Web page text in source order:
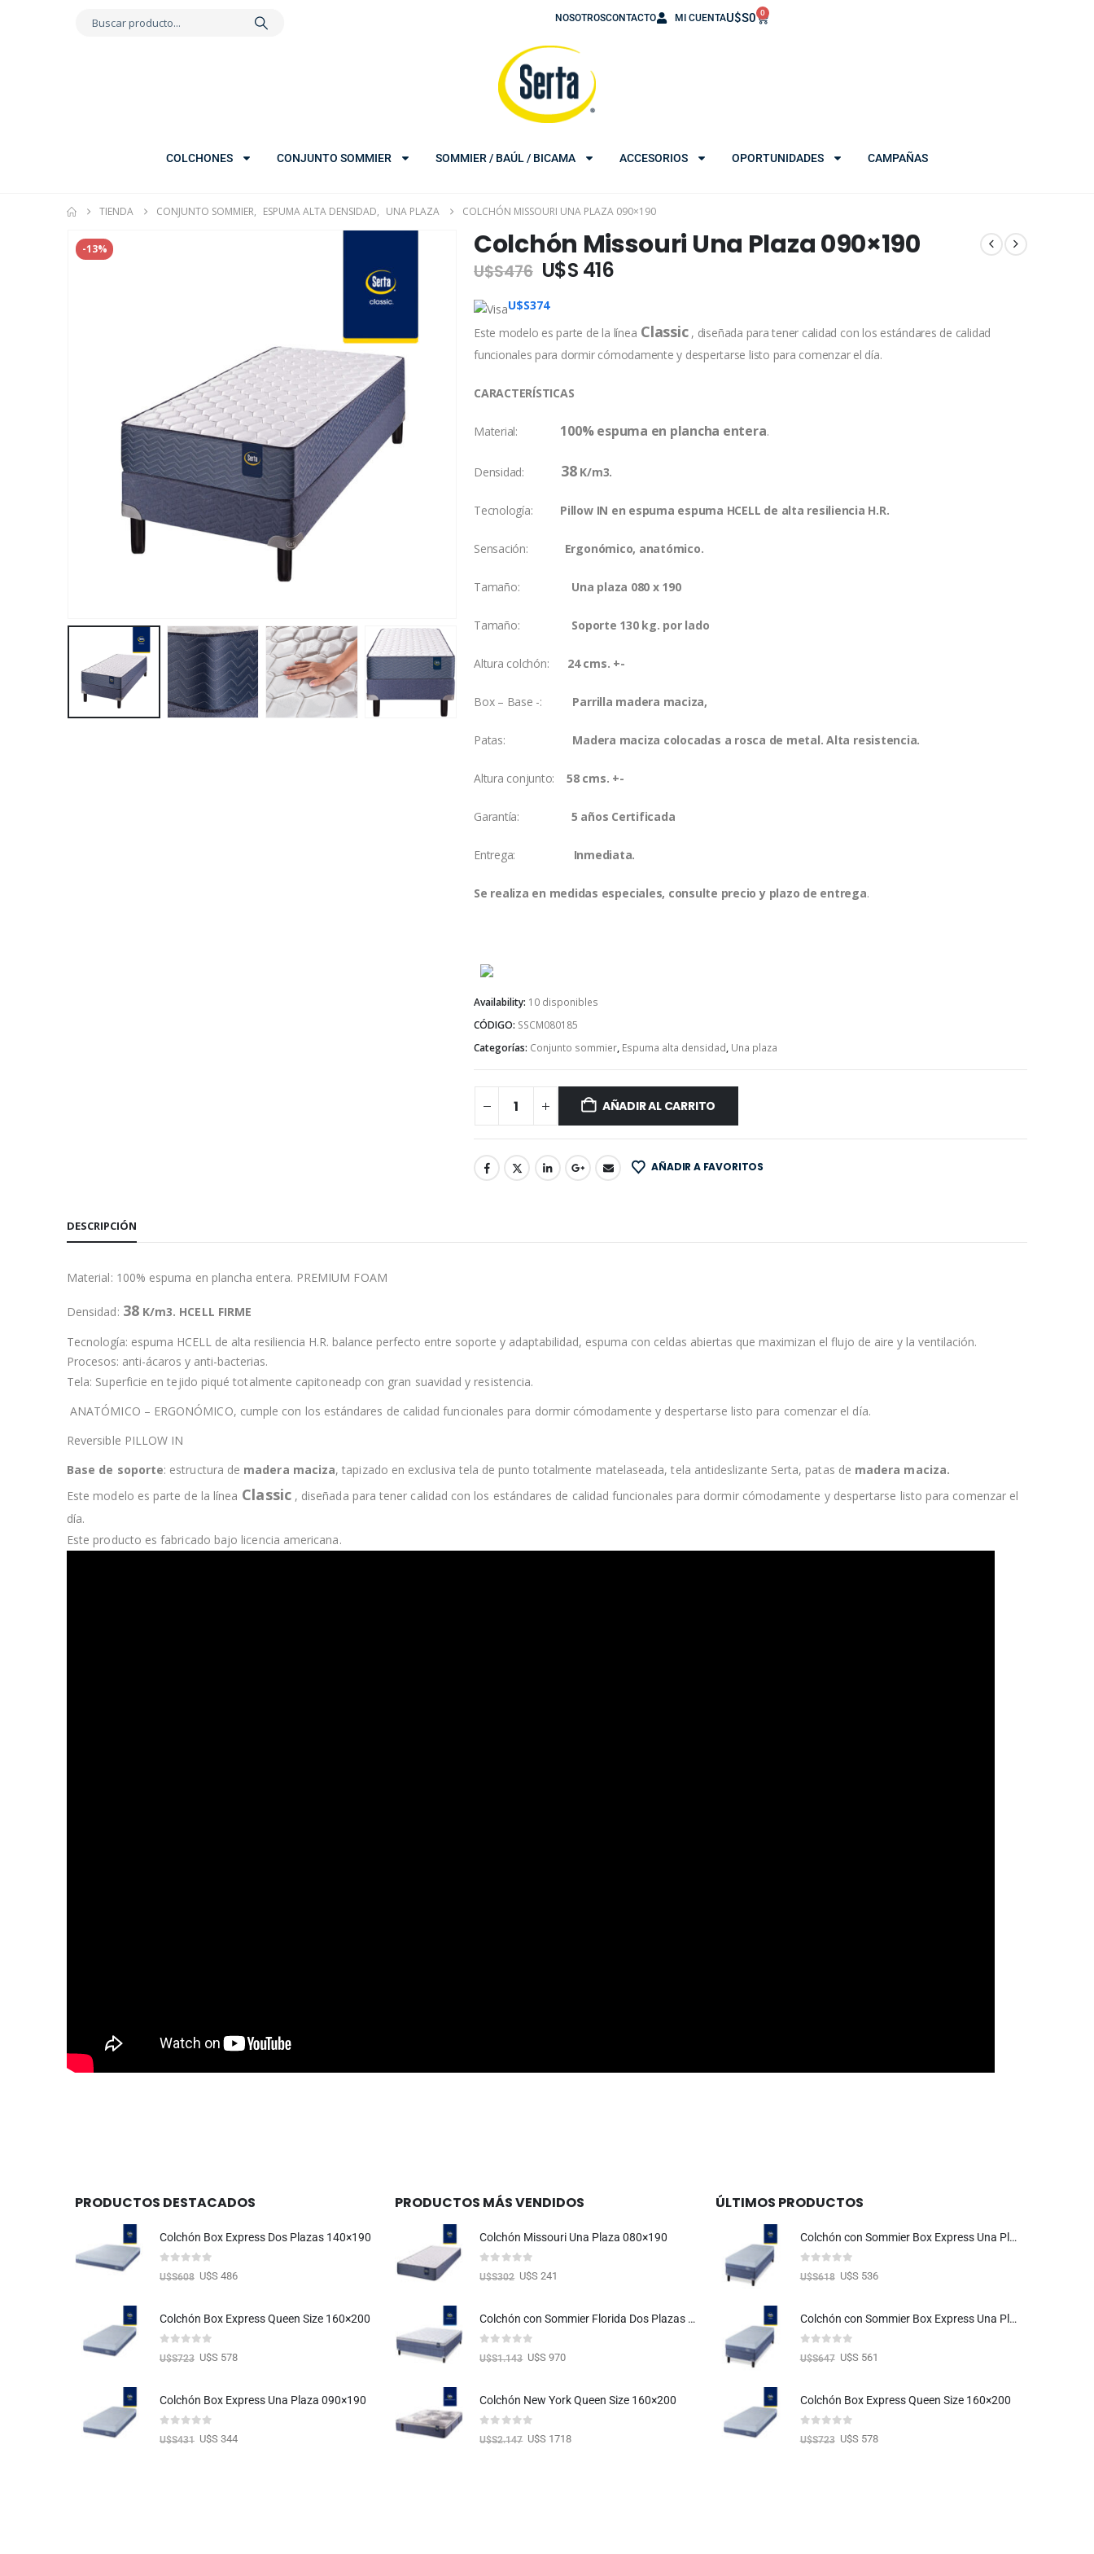
NOSOTROSCONTACTO MI CUENTAU$S0 0
COLCHONES CONJUNTO SOMMIER SOMMIER / BAÚL / BICAMA ACCESORIOS OPORTUNIDADES CAMPAÑAS
TIENDA CONJUNTO SOMMIER, ESPUMA ALTA DENSIDAD, UNA PLAZA COLCHÓN MISSOURI UNA PLAZA 090×190
-13% Colchón Missouri Una Plaza 090×190
U$S476 U$S 416
U$S374
Este modelo es parte de la línea Classic , diseñada para tener calidad con los estándares de calidad
funcionales para dormir cómodamente y despertarse listo para comenzar el día.
CARACTERÍSTICAS
Material: 100% espuma en plancha entera.
Densidad: 38K/m3.
Tecnología: Pillow IN en espuma espuma HCELL de alta resiliencia H.R.
Sensación: Ergonómico, anatómico.
Tamaño: Una plaza 080 x 190
Tamaño: Soporte 130 kg. por lado
Altura colchón: 24 cms. +-
Box – Base -: Parrilla madera maciza,
Patas: Madera maciza colocadas a rosca de metal. Alta resistencia.
Altura conjunto: 58 cms. +-
Garantía: 5 años Certificada
Entrega: Inmediata.
Se realiza en medidas especiales, consulte precio y plazo de entrega.
Availability: 10 disponibles
CÓDIGO: SSCM080185
Categorías: Conjunto sommier, Espuma alta densidad, Una plaza
AÑADIR AL CARRITO
AÑADIR A FAVORITOS
DESCRIPCIÓN
Material: 100% espuma en plancha entera. PREMIUM FOAM
Densidad: 38K/m3. HCELL FIRME
Tecnología: espuma HCELL de alta resiliencia H.R. balance perfecto entre soporte y adaptabilidad, espuma con celdas abiertas que maximizan el flujo de aire y la ventilación.
Procesos: anti-ácaros y anti-bacterias.
Tela: Superficie en tejido piqué totalmente capitoneadp con gran suavidad y resistencia.
ANATÓMICO – ERGONÓMICO, cumple con los estándares de calidad funcionales para dormir cómodamente y despertarse listo para comenzar el día.
Reversible PILLOW IN
Base de soporte: estructura de madera maciza, tapizado en exclusiva tela de punto totalmente matelaseada, tela antideslizante Serta, patas de madera maciza.
Este modelo es parte de la línea Classic , diseñada para tener calidad con los estándares de calidad funcionales para dormir cómodamente y despertarse listo para comenzar el
día.
Este producto es fabricado bajo licencia americana.
PRODUCTOS DESTACADOS
Colchón Box Express Dos Plazas 140×190
U$S608 U$S 486
Colchón Box Express Queen Size 160×200
U$S723 U$S 578
Colchón Box Express Una Plaza 090×190
U$S431 U$S 344
PRODUCTOS MÁS VENDIDOS
Colchón Missouri Una Plaza 080×190
U$S302 U$S 241
Colchón con Sommier Florida Dos Plazas 140X190
U$S1.143 U$S 970
Colchón New York Queen Size 160×200
U$S2.147 U$S 1718
ÚLTIMOS PRODUCTOS
Colchón con Sommier Box Express Una Plaza 080×190
U$S618 U$S 536
Colchón con Sommier Box Express Una Plaza 090×190
U$S647 U$S 561
Colchón Box Express Queen Size 160×200
U$S723 U$S 578